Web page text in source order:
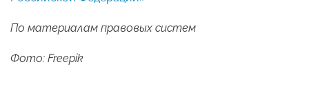
По материалам правовых систем
Фото: Freepik